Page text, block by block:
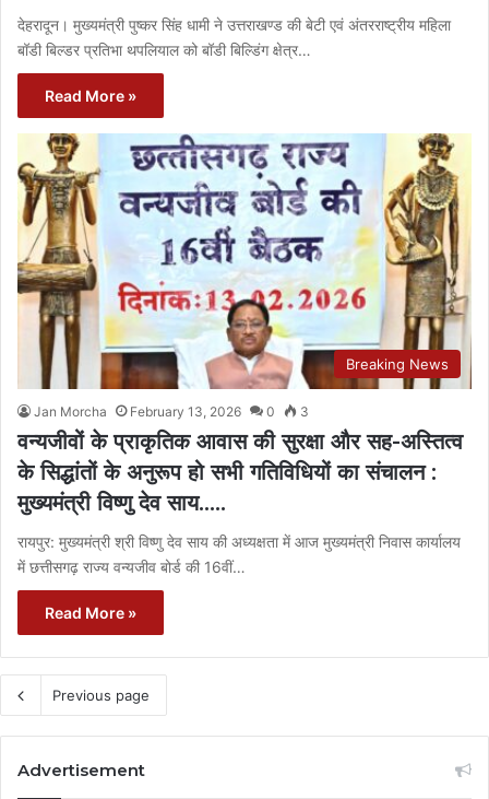
देहरादून। मुख्यमंत्री पुष्कर सिंह धामी ने उत्तराखण्ड की बेटी एवं अंतरराष्ट्रीय महिला
बॉडी बिल्डर प्रतिभा थपलियाल को बॉडी बिल्डिंग क्षेत्र…
Read More »
Breaking News
Jan Morcha February 13, 2026 0 3
वन्यजीवों के प्राकृतिक आवास की सुरक्षा और सह-अस्तित्व
के सिद्धांतों के अनुरूप हो सभी गतिविधियों का संचालन :
मुख्यमंत्री विष्णु देव साय…..
रायपुर: मुख्यमंत्री श्री विष्णु देव साय की अध्यक्षता में आज मुख्यमंत्री निवास कार्यालय
में छत्तीसगढ़ राज्य वन्यजीव बोर्ड की 16वीं…
Read More »
Previous page
Advertisement